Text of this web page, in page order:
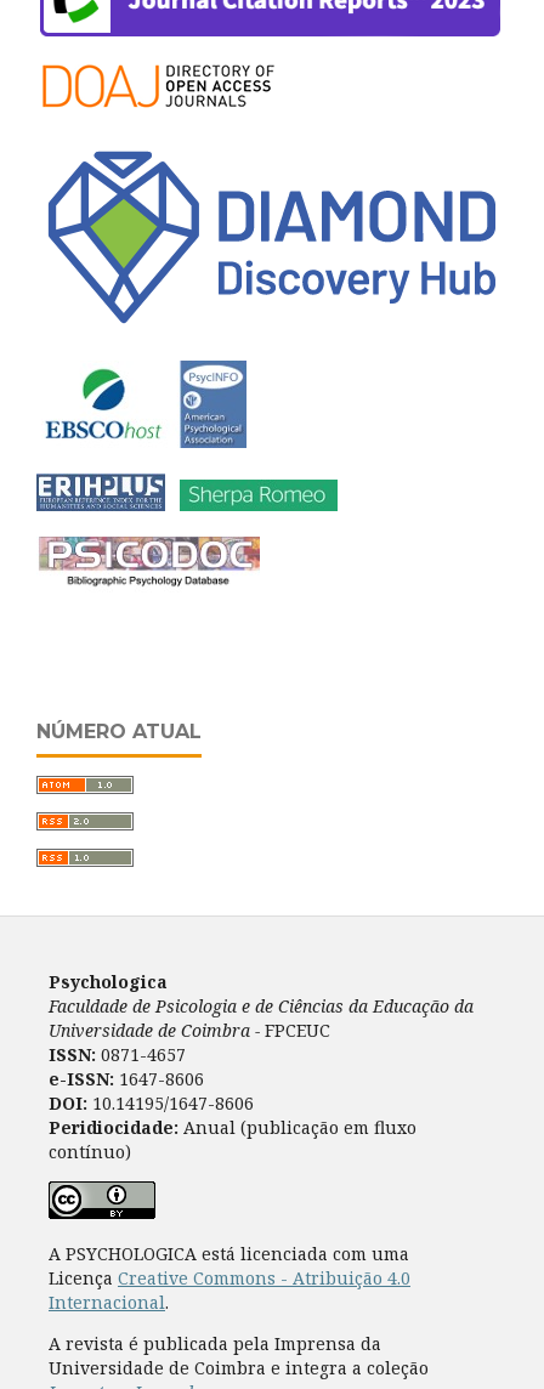
NÚMERO ATUAL
Psychologica
Faculdade de Psicologia e de Ciências da Educação da
Universidade de Coimbra - FPCEUC
ISSN: 0871-4657
e-ISSN: 1647-8606
DOI: 10.14195/1647-8606
Peridiocidade: Anual (publicação em fluxo
contínuo)
A PSYCHOLOGICA está licenciada com uma
Licença Creative Commons - Atribuição 4.0
Internacional.
A revista é publicada pela Imprensa da
Universidade de Coimbra e integra a coleção